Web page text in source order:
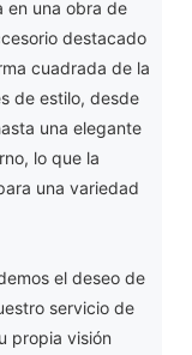
en una obra de
destacado
cuadrada de la
de estilo, desde
una elegante
lo que la
una variedad
el deseo de
servicio de
propia visión